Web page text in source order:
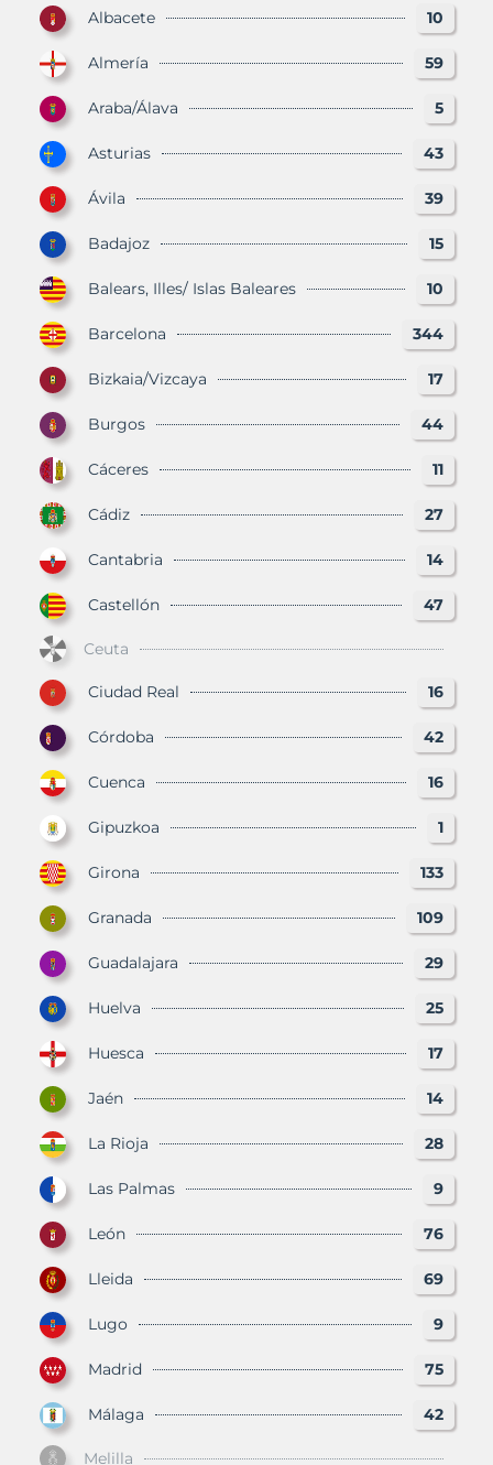
Albacete 10
Almería 59
Araba/Álava 5
Asturias 43
Ávila 39
Badajoz 15
Balears, Illes/ Islas Baleares 10
Barcelona 344
Bizkaia/Vizcaya 17
Burgos 44
Cáceres 11
Cádiz 27
Cantabria 14
Castellón 47
Ceuta
Ciudad Real 16
Córdoba 42
Cuenca 16
Gipuzkoa 1
Girona 133
Granada 109
Guadalajara 29
Huelva 25
Huesca 17
Jaén 14
La Rioja 28
Las Palmas 9
León 76
Lleida 69
Lugo 9
Madrid 75
Málaga 42
Melilla